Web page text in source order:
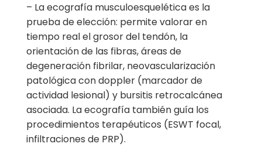
– La ecografía musculoesquelética es la
prueba de elección: permite valorar en
tiempo real el grosor del tendón, la
orientación de las fibras, áreas de
degeneración fibrilar, neovascularización
patológica con doppler (marcador de
actividad lesional) y bursitis retrocalcánea
asociada. La ecografía también guía los
procedimientos terapéuticos (ESWT focal,
infiltraciones de PRP).